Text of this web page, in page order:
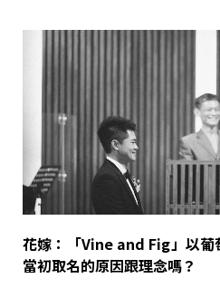
花嫁：「Vine and Fig」以葡
當初取名的原因跟理念嗎？